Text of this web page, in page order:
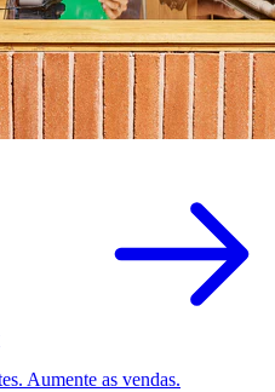
Aumente as vendas.